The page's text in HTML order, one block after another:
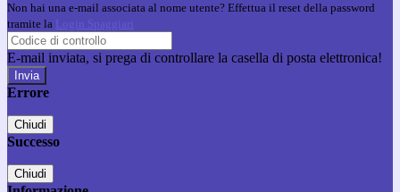
Non hai una e-mail associata al nome utente? Effettua il reset della password
tramite la Login Spaggiari
E-mail inviata, si prega di controllare la casella di posta elettronica!
Errore
Chiudi
Successo
Chiudi